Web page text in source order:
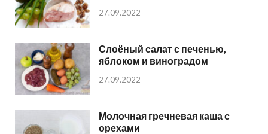
27.09.2022
Слоёный салат с печенью,
яблоком и виноградом
27.09.2022
Молочная гречневая каша с
орехами